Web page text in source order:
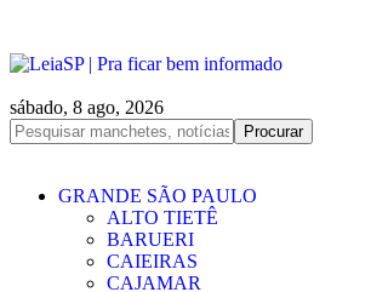
sábado, 8 ago, 2026
GRANDE SÃO PAULO
ALTO TIETÊ
BARUERI
CAIEIRAS
CAJAMAR